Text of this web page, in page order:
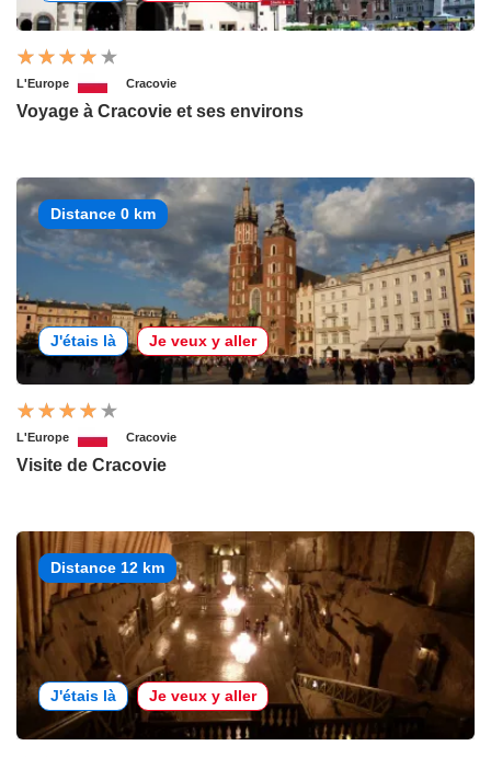
L'Europe Cracovie
Voyage à Cracovie et ses environs
Distance 0 km
J'étais là Je veux y aller
L'Europe Cracovie
Visite de Cracovie
Distance 12 km
J'étais là Je veux y aller